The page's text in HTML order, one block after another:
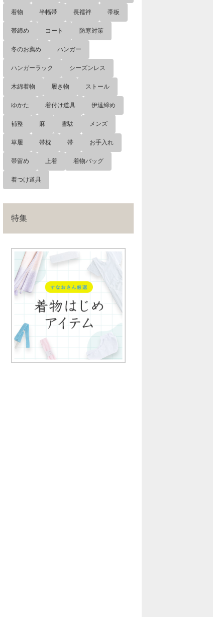
着物 半幅帯 長襦袢 帯板
帯締め コート 防寒対策
冬のお薦め ハンガー
ハンガーラック シーズンレス
木綿着物 履き物 ストール
ゆかた 着付け道具 伊達締め
補整 麻 雪駄 メンズ
草履 帯枕 帯 お手入れ
帯留め 上着 着物バッグ
着つけ道具
特集